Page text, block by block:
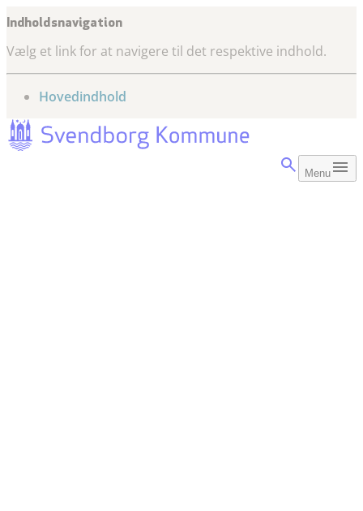
Indholdsnavigation
Vælg et link for at navigere til det respektive indhold.
gå til
Hovedindhold
Menu